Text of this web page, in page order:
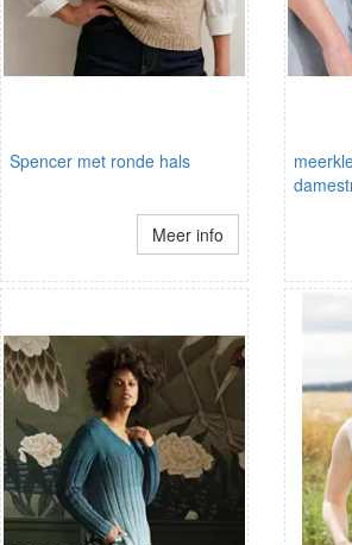
Spencer met ronde hals
Meer info